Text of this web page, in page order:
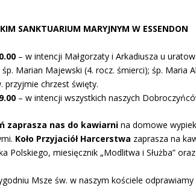
SANKTUARIUM MARYJNYM W ESSENDON
– w intencji Małgorzaty i Arkadiusza u
śp. Marian Majewski (4. rocz. śmierci); śp.
przyjmie chrzest święty.
– w intencji wszystkich naszych
zaprasza nas do kawiarni na domowe
Koło Przyjaciół Harcerstwa zaprasza na
Polskiego, miesięcznik „Modlitwa i Służba”
Msze św. w naszym kościele